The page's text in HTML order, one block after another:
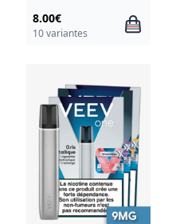
8.00€
10 variantes